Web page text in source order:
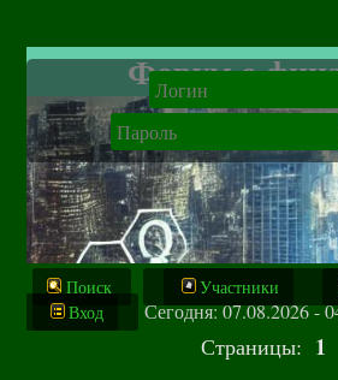
Форум о
Поиск Участники
Вход
Сегодня: 07.08.2026 -
Страницы: 1